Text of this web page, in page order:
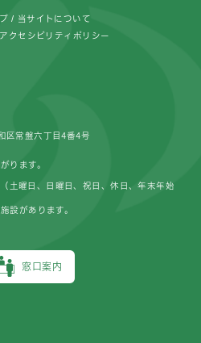
当サイトについて
アクセシビリティポリシー
区常盤六丁目4番4号
ります。
窓口案内
土曜日、日曜日、祝日、休日、年末年始
設があります。